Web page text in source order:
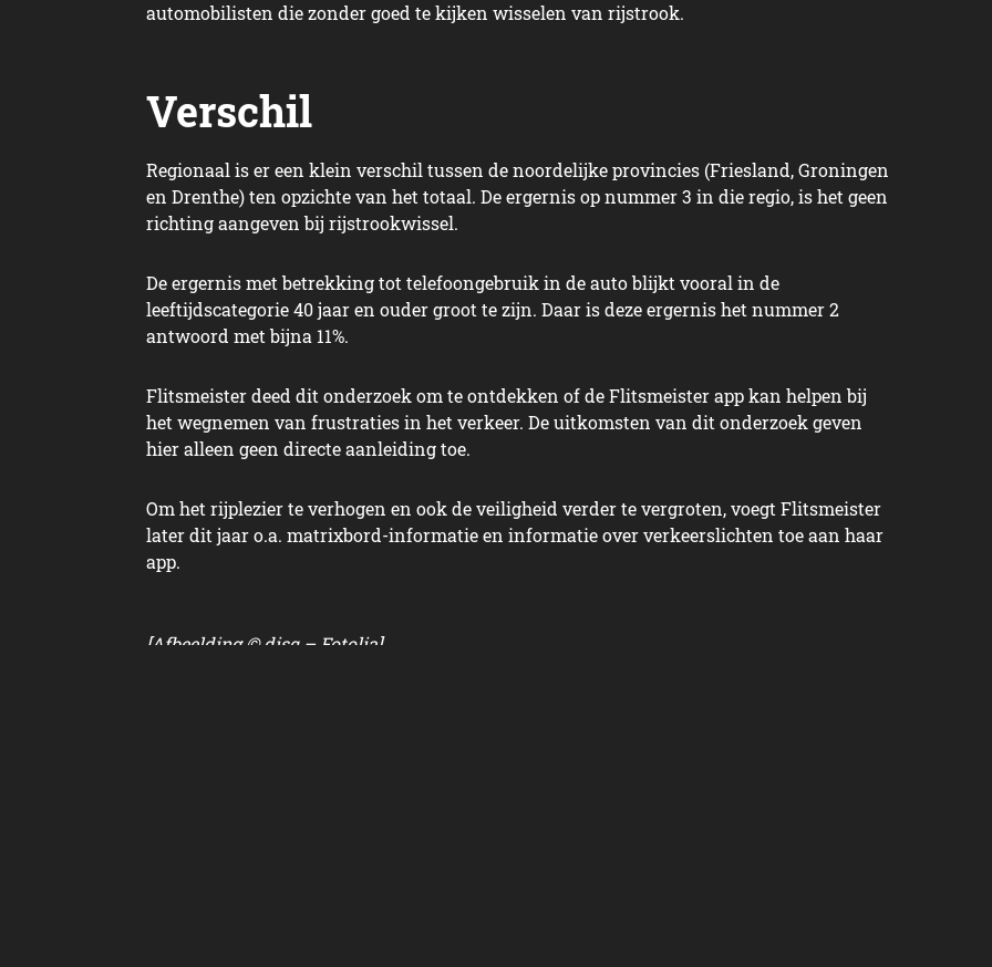
automobilisten die zonder goed te kijken wisselen van rijstrook.
Verschil
Regionaal is er een klein verschil tussen de noordelijke provincies (Friesland, Groningen
en Drenthe) ten opzichte van het totaal. De ergernis op nummer 3 in die regio, is het geen
richting aangeven bij rijstrookwissel.
De ergernis met betrekking tot telefoongebruik in de auto blijkt vooral in de
leeftijdscategorie 40 jaar en ouder groot te zijn. Daar is deze ergernis het nummer 2
antwoord met bijna 11%.
Flitsmeister deed dit onderzoek om te ontdekken of de Flitsmeister app kan helpen bij
het wegnemen van frustraties in het verkeer. De uitkomsten van dit onderzoek geven
hier alleen geen directe aanleiding toe.
Om het rijplezier te verhogen en ook de veiligheid verder te vergroten, voegt Flitsmeister
later dit jaar o.a. matrixbord-informatie en informatie over verkeerslichten toe aan haar
app.
[Afbeelding © disq – Fotolia]